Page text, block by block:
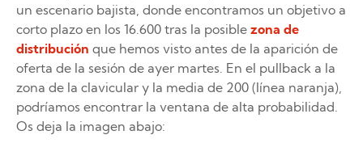
un escenario bajista, donde encontramos un objetivo a
corto plazo en los 16.600 tras la posible zona de
distribución que hemos visto antes de la aparición de
oferta de la sesión de ayer martes. En el pullback a la
zona de la clavicular y la media de 200 (línea naranja),
podríamos encontrar la ventana de alta probabilidad.
Os deja la imagen abajo: